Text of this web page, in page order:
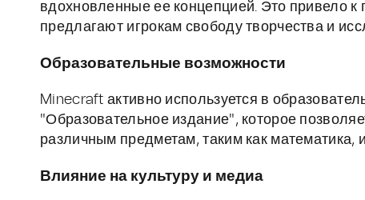
вдохновленные ее концепцией. Это привело
предлагают игрокам свободу творчества и
Образовательные возможности
Minecraft активно используется в
"Образовательное издание", которое
различным предметам, таким как математика,
Влияние на культуру и медиа